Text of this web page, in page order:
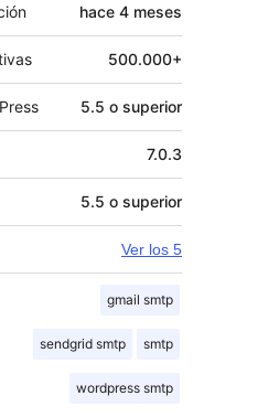
hace 4 meses
500.000+
5.5 o superior
7.0.3
5.5 o superior
Ver los 5
gmail smtp
sendgrid smtp smtp
wordpress smtp